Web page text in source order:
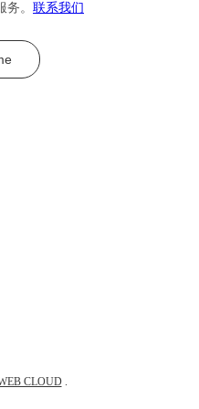
。 联系我们
CLOUD.